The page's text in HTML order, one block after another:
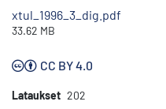
xtul_1996_3_dig.pdf
33.62 MB
CC BY 4.0
Lataukset 202